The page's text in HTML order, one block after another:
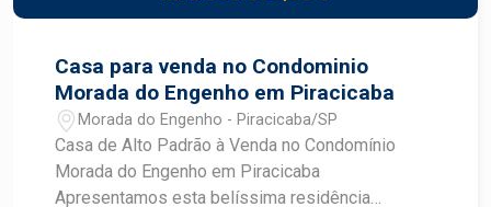
Casa para venda no Condominio
Morada do Engenho em Piracicaba
Morada do Engenho - Piracicaba/SP
Casa de Alto Padrão à Venda no Condomínio
Morada do Engenho em Piracicaba
Apresentamos esta belíssima residência